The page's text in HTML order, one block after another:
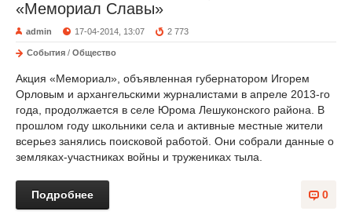
«Мемориал Славы»
admin 17-04-2014, 13:07 2 773
События / Общество
Акция «Мемориал», объявленная губернатором Игорем
Орловым и архангельскими журналистами в апреле 2013-го
года, продолжается в селе Юрома Лешуконского района. В
прошлом году школьники села и активные местные жители
всерьез занялись поисковой работой. Они собрали данные о
земляках-участниках войны и тружениках тыла.
0
Подробнее